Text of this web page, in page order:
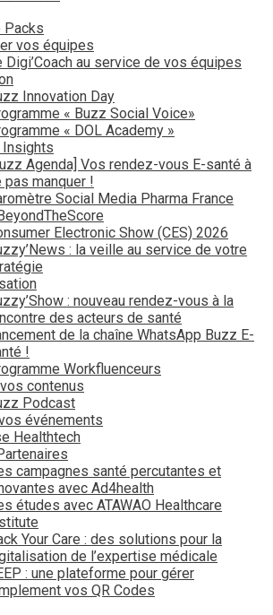
Packs
vos équipes
Digi’Coach au service de vos équipes
Innovation Day
« Buzz Social Voice»
« DOL Academy »
Agenda] Vos rendez-vous E-santé à
pas manquer !
Social Media Pharma France
Electronic Show (CES) 2026
: la veille au service de votre
: nouveau rendez-vous à la
des acteurs de santé
de la chaîne WhatsApp Buzz E-
!
Workfluenceurs
contenus
Podcast
événements
Healthtech
campagnes santé percutantes et
avec Ad4health
études avec ATAWAO Healthcare
Your Care : des solutions pour la
de l’expertise médicale
: une plateforme pour gérer
vos QR Codes